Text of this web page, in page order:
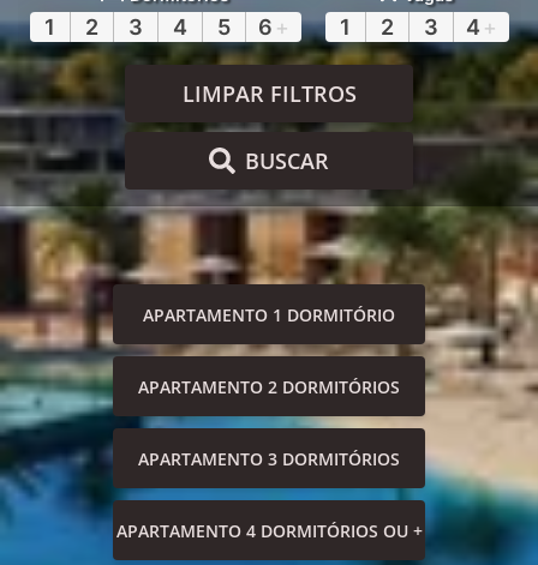
1 2 3 4 5 6 + 1 2 3 4 +
LIMPAR FILTROS
BUSCAR
APARTAMENTO 1 DORMITÓRIO
APARTAMENTO 2 DORMITÓRIOS
APARTAMENTO 3 DORMITÓRIOS
APARTAMENTO 4 DORMITÓRIOS OU +